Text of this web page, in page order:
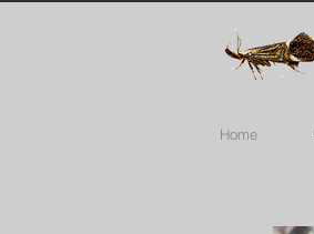
Home